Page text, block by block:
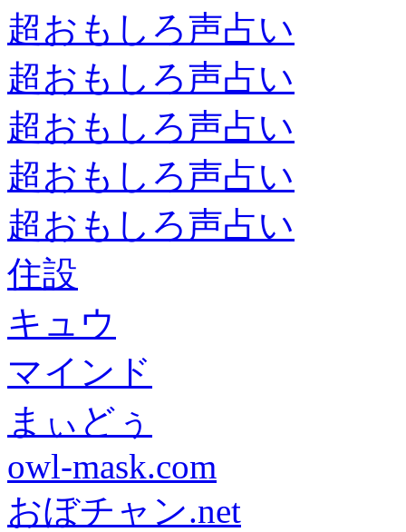
超おもしろ声占い
超おもしろ声占い
超おもしろ声占い
超おもしろ声占い
超おもしろ声占い
住設
キュウ
マインド
まぃどぅ
owl-mask.com
おぼチャン.net